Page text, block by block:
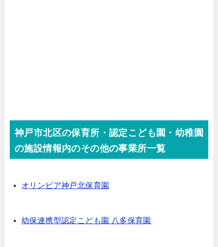
神戸市北区の保育所・認定こども園・幼稚園
の施設情報内のその他の事業所一覧
オリンピア神戸北保育園
幼保連携型認定こども園 八多保育園